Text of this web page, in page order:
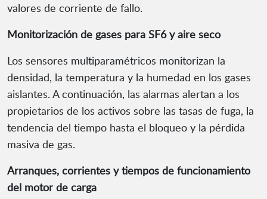
valores de corriente de fallo.
Monitorización de gases para SF6 y aire seco
Los sensores multiparamétricos monitorizan la
densidad, la temperatura y la humedad en los gases
aislantes. A continuación, las alarmas alertan a los
propietarios de los activos sobre las tasas de fuga, la
tendencia del tiempo hasta el bloqueo y la pérdida
masiva de gas.
Arranques, corrientes y tiempos de funcionamiento
del motor de carga